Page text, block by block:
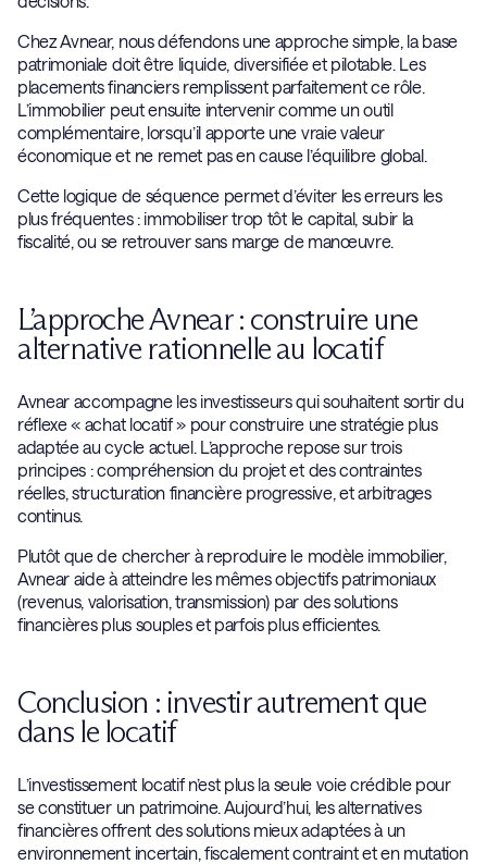
Chez Avnear, nous défendons une approche simple, la base
patrimoniale doit être liquide, diversifiée et pilotable. Les
placements financiers remplissent parfaitement ce rôle.
L’immobilier peut ensuite intervenir comme un outil
complémentaire, lorsqu’il apporte une vraie valeur
économique et ne remet pas en cause l’équilibre global.
Cette logique de séquence permet d’éviter les erreurs les
plus fréquentes : immobiliser trop tôt le capital, subir la
fiscalité, ou se retrouver sans marge de manœuvre.
L’approche Avnear : construire une
alternative rationnelle au locatif
Avnear accompagne les investisseurs qui souhaitent sortir du
réflexe « achat locatif » pour construire une stratégie plus
adaptée au cycle actuel. L’approche repose sur trois
principes : compréhension du projet et des contraintes
réelles, structuration financière progressive, et arbitrages
continus.
Plutôt que de chercher à reproduire le modèle immobilier,
Avnear aide à atteindre les mêmes objectifs patrimoniaux
(revenus, valorisation, transmission) par des solutions
financières plus souples et parfois plus efficientes.
Conclusion : investir autrement que
dans le locatif
L’investissement locatif n’est plus la seule voie crédible pour
se constituer un patrimoine. Aujourd’hui, les alternatives
financières offrent des solutions mieux adaptées à un
environnement incertain, fiscalement contraint et en mutation